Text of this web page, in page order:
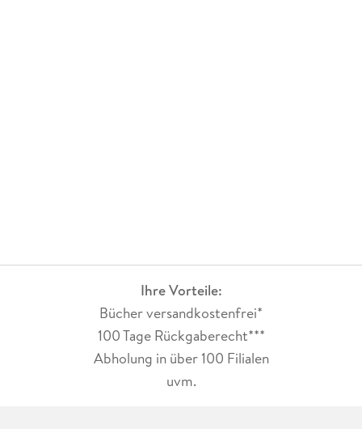
Ihre Vorteile:
Bücher versandkostenfrei*
100 Tage Rückgaberecht***
Abholung in über 100 Filialen
uvm.